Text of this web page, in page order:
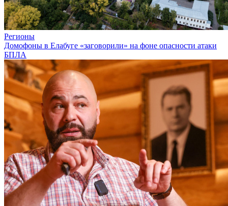
Регионы
Домофоны в Елабуге «заговорили» на фоне опасности атаки
БПЛА